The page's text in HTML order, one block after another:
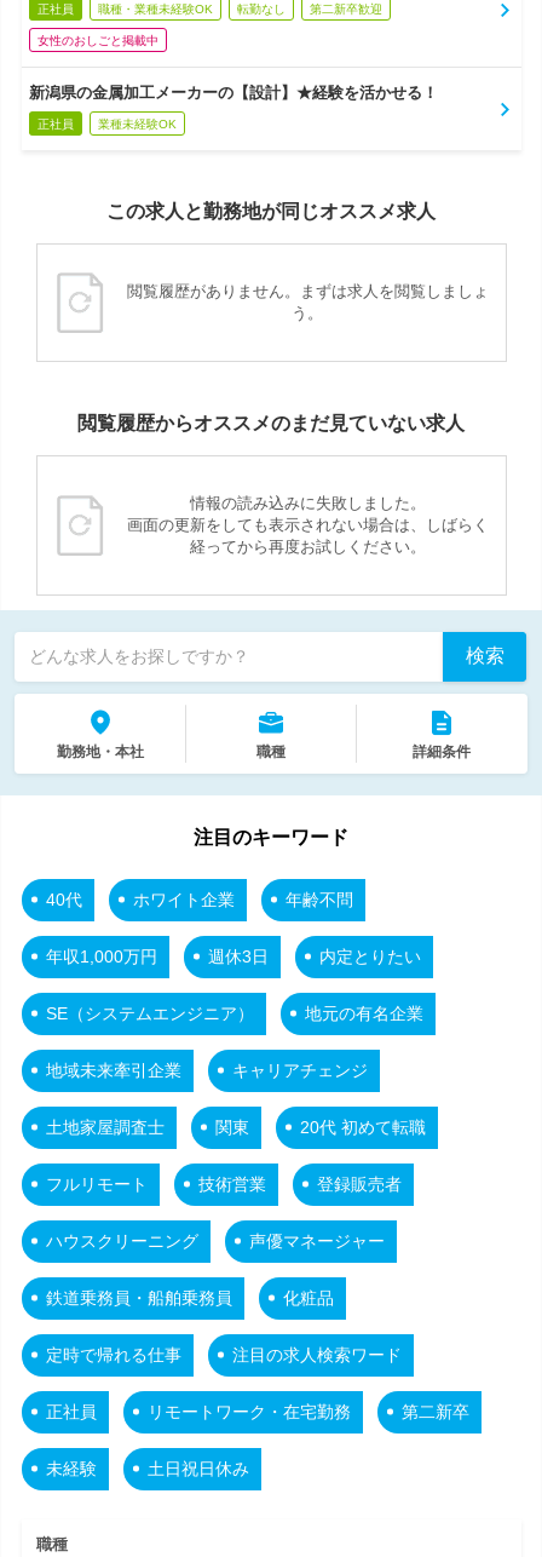
正社員 職種・業種未経験OK 転勤なし 第二新卒歓迎
女性のおしごと掲載中
新潟県の金属加工メーカーの【設計】★経験を活かせる！
正社員 業種未経験OK
この求人と勤務地が同じオススメ求人
閲覧履歴がありません。まずは求人を閲覧しましょ
う。
閲覧履歴からオススメのまだ見ていない求人
情報の読み込みに失敗しました。
画面の更新をしても表示されない場合は、しばらく
経ってから再度お試しください。
どんな求人をお探しですか？ 検索
勤務地・本社 職種 詳細条件
注目のキーワード
40代 ホワイト企業 年齢不問
年収1,000万円 週休3日 内定とりたい
SE（システムエンジニア） 地元の有名企業
地域未来牽引企業 キャリアチェンジ
土地家屋調査士 関東 20代 初めて転職
フルリモート 技術営業 登録販売者
ハウスクリーニング 声優マネージャー
鉄道乗務員・船舶乗務員 化粧品
定時で帰れる仕事 注目の求人検索ワード
正社員 リモートワーク・在宅勤務 第二新卒
未経験 土日祝日休み
職種